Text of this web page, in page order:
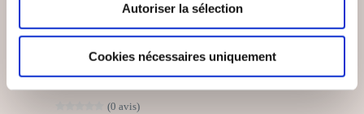
Autoriser la sélection
Cookies nécessaires uniquement
(0 avis)